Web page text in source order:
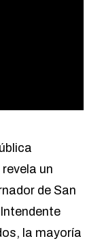
revela un
de San
la mayoría